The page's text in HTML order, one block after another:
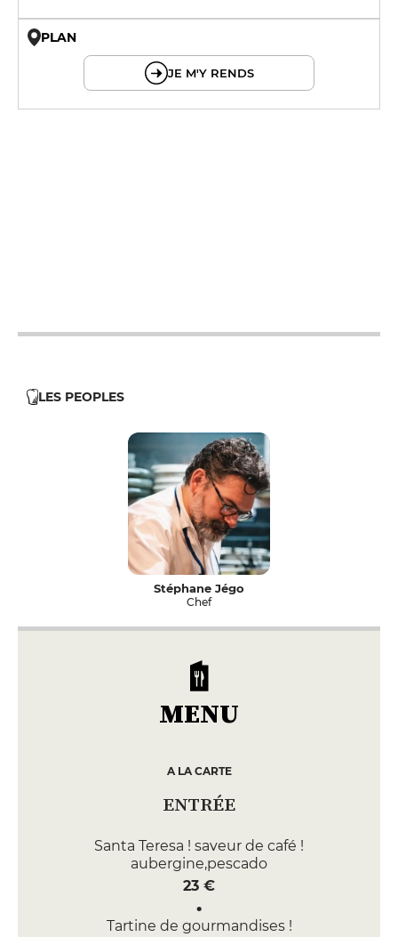
PLAN
JE M'Y RENDS
LES PEOPLES
Stéphane Jégo
Chef
MENU
A LA CARTE
ENTRÉE
Santa Teresa ! saveur de café !
aubergine,pescado
23 €
Tartine de gourmandises !